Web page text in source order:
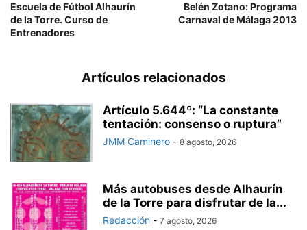
Escuela de Fútbol Alhaurín
de la Torre. Curso de
Entrenadores
Belén Zotano: Programa
Carnaval de Málaga 2013
Artículos relacionados
Artículo 5.644º: “La constante
tentación: consenso o ruptura”
JMM Caminero - 8 agosto, 2026
Más autobuses desde Alhaurín
de la Torre para disfrutar de la...
Redacción - 7 agosto, 2026